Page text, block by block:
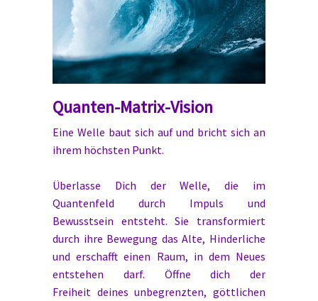
Quanten-Matrix-Vision
Eine Welle baut sich auf und bricht sich an
ihrem höchsten Punkt.
Überlasse Dich der Welle, die im
Quantenfeld durch Impuls und
Bewusstsein entsteht. Sie transformiert
durch ihre Bewegung das Alte, Hinderliche
und erschafft einen Raum, in dem Neues
entstehen darf. Öffne dich der
Freiheit deines unbegrenzten, göttlichen